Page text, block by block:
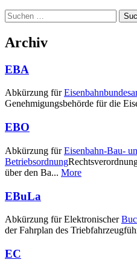
Suchen
nach:
Archiv
EBA
Abkürzung für
Genehmigungsbehörde für die
EBO
Abkürzung fürEisenbahn-Bau-
Betriebsordnung
über den Ba... More
EBuLa
Abkürzung für Elektronischer
der Fahrplan des
EC